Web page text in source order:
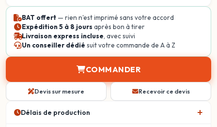
BAT offert — rien n'est imprimé sans votre accord
Expédition 5 à 8 jours après bon à tirer
Livraison express incluse, avec suivi
Un conseiller dédié suit votre commande de A à Z
COMMANDER
Devis sur mesure Recevoir ce devis
Délais de production